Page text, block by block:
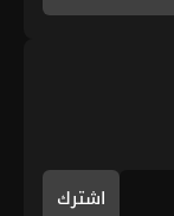
اشترك